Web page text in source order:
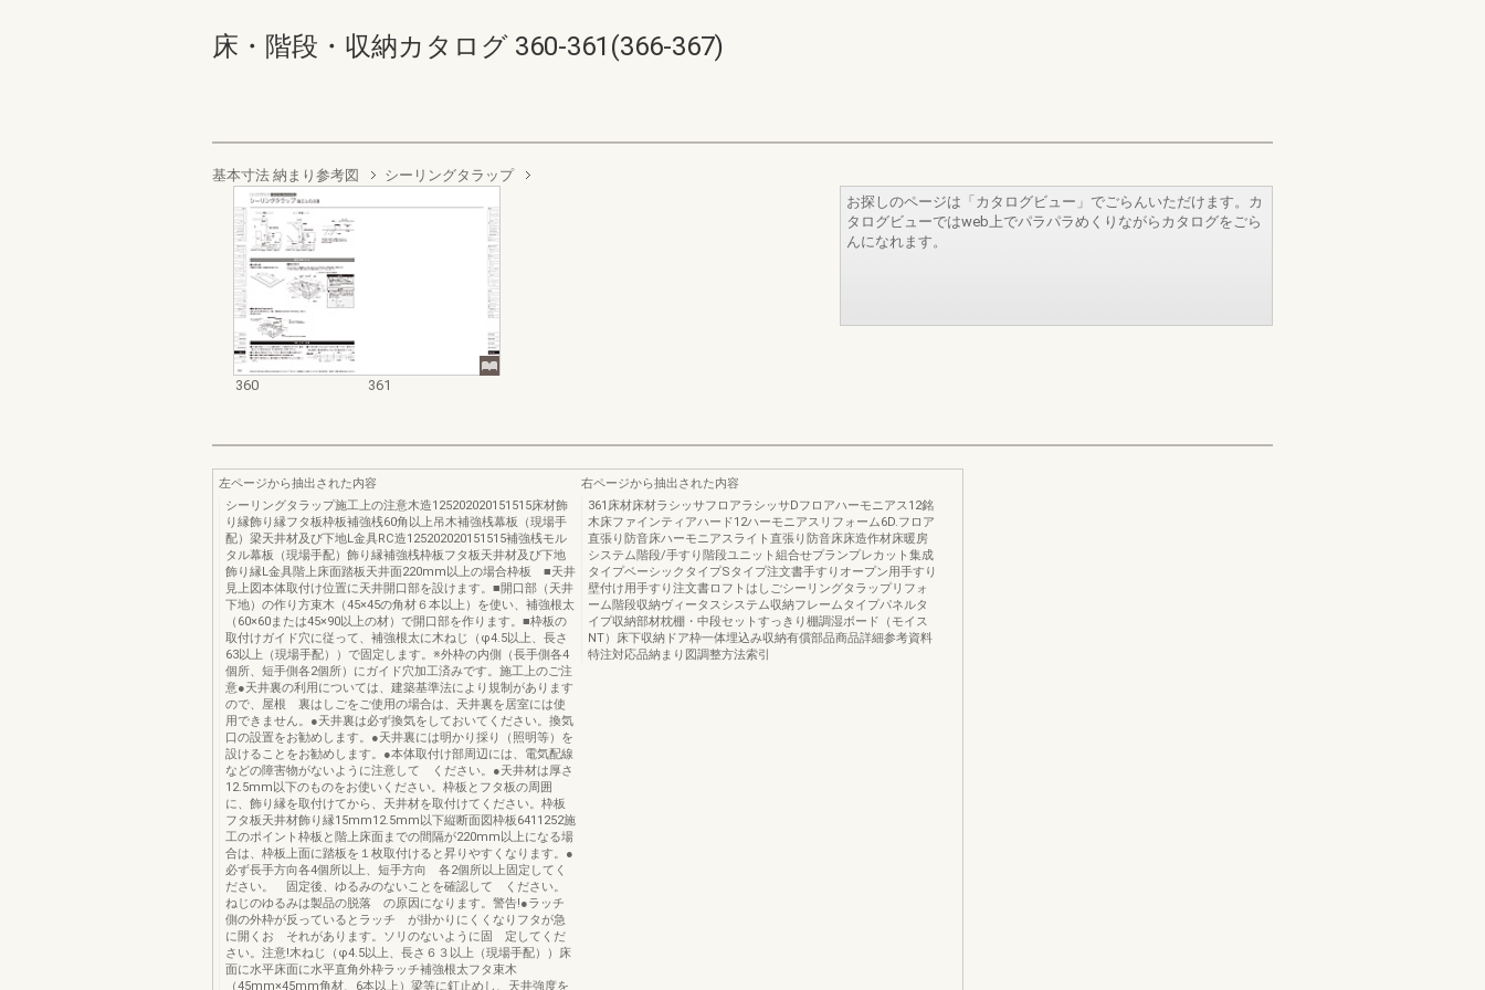
床・階段・収納カタログ 360-361(366-367)
基本寸法 納まり参考図 シーリングタラップ
360 361
お探しのページは「カタログビュー」でごらんいただけます。カ
タログビューではweb上でパラパラめくりながらカタログをごら
んになれます。
左ページから抽出された内容
シーリングタラップ施工上の注意木造125202020151515床材飾
り縁飾り縁フタ板枠板補強桟60角以上吊木補強桟幕板（現場手
配）梁天井材及び下地L金具RC造125202020151515補強桟モル
タル幕板（現場手配）飾り縁補強桟枠板フタ板天井材及び下地
飾り縁L金具階上床面踏板天井面220mm以上の場合枠板 ■天井
見上図本体取付け位置に天井開口部を設けます。■開口部（天井
下地）の作り方束木（45×45の角材６本以上）を使い、補強根太
（60×60または45×90以上の材）で開口部を作ります。■枠板の
取付けガイド穴に従って、補強根太に木ねじ（φ4.5以上、長さ
63以上（現場手配））で固定します。※外枠の内側（長手側各4
個所、短手側各2個所）にガイド穴加工済みです。施工上のご注
意●天井裏の利用については、建築基準法により規制があります
ので、屋根 裏はしごをご使用の場合は、天井裏を居室には使
用できません。●天井裏は必ず換気をしておいてください。換気
口の設置をお勧めします。●天井裏には明かり採り（照明等）を
設けることをお勧めします。●本体取付け部周辺には、電気配線
などの障害物がないように注意して ください。●天井材は厚さ
12.5mm以下のものをお使いください。枠板とフタ板の周囲
に、飾り縁を取付けてから、天井材を取付けてください。枠板
フタ板天井材飾り縁15mm12.5mm以下縦断面図枠板6411252施
工のポイント枠板と階上床面までの間隔が220mm以上になる場
合は、枠板上面に踏板を１枚取付けると昇りやすくなります。●
必ず長手方向各4個所以上、短手方向 各2個所以上固定してく
ださい。 固定後、ゆるみのないことを確認して ください。
ねじのゆるみは製品の脱落 の原因になります。警告!●ラッチ
側の外枠が反っているとラッチ が掛かりにくくなりフタが急
に開くお それがあります。ソリのないように固 定してくだ
さい。注意!木ねじ（φ4.5以上、長さ６３以上（現場手配））床
面に水平床面に水平直角外枠ラッチ補強根太フタ束木
（45mm×45mm角材、6本以上）梁等に釘止めし、天井強度を
右ページから抽出された内容
361床材床材ラシッサフロアラシッサDフロアハーモニアス12銘
木床ファインティアハード12ハーモニアスリフォーム6D.フロア
直張り防音床ハーモニアスライト直張り防音床床造作材床暖房
システム階段/手すり階段ユニット組合せプランプレカット集成
タイプベーシックタイプSタイプ注文書手すりオープン用手すり
壁付け用手すり注文書ロフトはしごシーリングタラップリフォ
ーム階段収納ヴィータスシステム収納フレームタイプパネルタ
イプ収納部材枕棚・中段セットすっきり棚調湿ボード（モイス
NT）床下収納ドア枠一体埋込み収納有償部品商品詳細参考資料
特注対応品納まり図調整方法索引